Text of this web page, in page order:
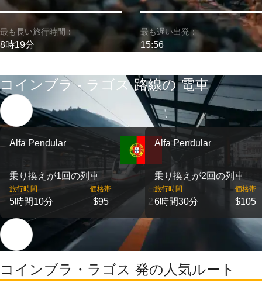
最も長い旅行時間：
8時19分
最も遅い出発：
15:56
コインブラ - ラゴス 路線の 電車
Alfa Pendular
乗り換えが1回の列車
旅行時間
5時間10分
価格帯
$95
出発
2
Alfa Pendular
乗り換えが2回の列車
旅行時間
6時間30分
価格帯
$105
コインブラ・ラゴス 発の人気ルート